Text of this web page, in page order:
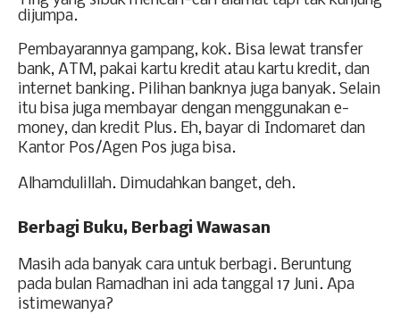
dijumpa.
Pembayarannya gampang, kok. Bisa lewat transfer
bank, ATM, pakai kartu kredit atau kartu kredit, dan
internet banking. Pilihan banknya juga banyak. Selain
itu bisa juga membayar dengan menggunakan e-
money, dan kredit Plus. Eh, bayar di Indomaret dan
Kantor Pos/Agen Pos juga bisa.
Alhamdulillah. Dimudahkan banget, deh.
Berbagi Buku, Berbagi Wawasan
Masih ada banyak cara untuk berbagi. Beruntung
pada bulan Ramadhan ini ada tanggal 17 Juni. Apa
istimewanya?